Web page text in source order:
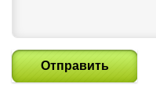
Отправить